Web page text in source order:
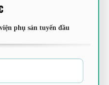
phụ sản tuyến đầu